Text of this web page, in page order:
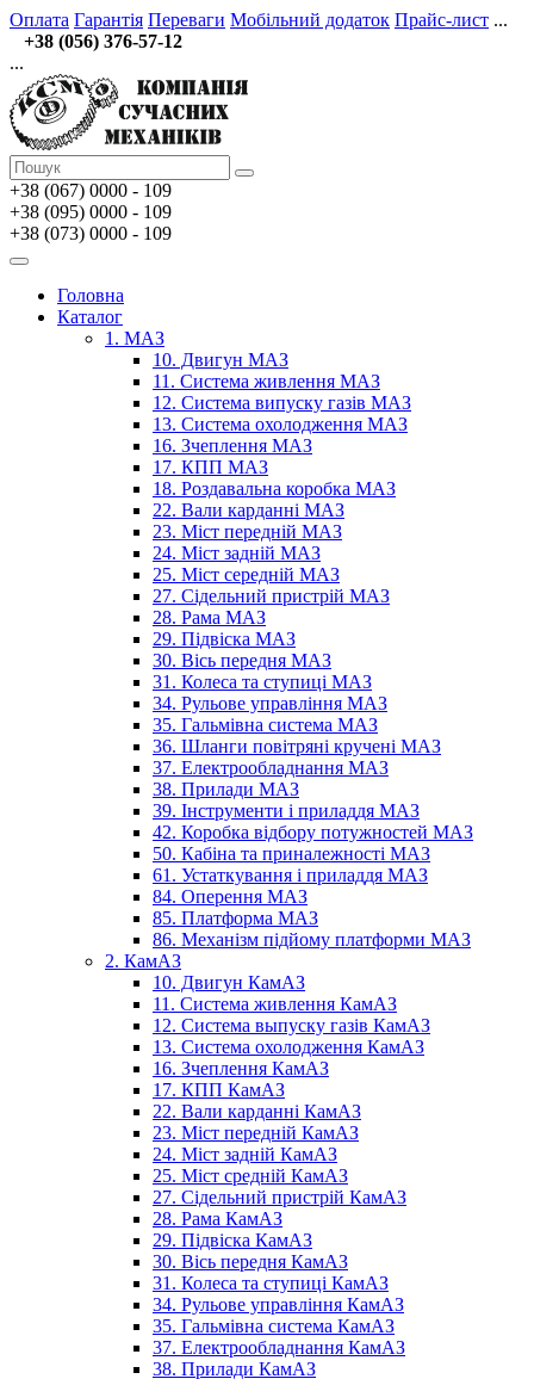
Оплата Гарантія Переваги Мобільний додаток Прайс-лист ...
+38 (056) 376-57-12
...
+38 (067) 0000 - 109
+38 (095) 0000 - 109
+38 (073) 0000 - 109
Головна
Каталог
1. МАЗ
10. Двигун МАЗ
11. Система живлення МАЗ
12. Система випуску газів МАЗ
13. Система охолодження МАЗ
16. Зчеплення МАЗ
17. КПП МАЗ
18. Роздавальна коробка МАЗ
22. Вали карданні МАЗ
23. Міст передній МАЗ
24. Міст задній МАЗ
25. Міст середній МАЗ
27. Сідельний пристрій МАЗ
28. Рама МАЗ
29. Підвіска МАЗ
30. Вісь передня МАЗ
31. Колеса та ступиці МАЗ
34. Рульове управління МАЗ
35. Гальмівна система МАЗ
36. Шланги повітряні кручені МАЗ
37. Електрообладнання МАЗ
38. Прилади МАЗ
39. Інструменти і приладдя МАЗ
42. Коробка відбору потужностей МАЗ
50. Кабіна та приналежності МАЗ
61. Устаткування і приладдя МАЗ
84. Оперення МАЗ
85. Платформа МАЗ
86. Механізм підйому платформи МАЗ
2. КамАЗ
10. Двигун КамАЗ
11. Система живлення КамАЗ
12. Система выпуску газів КамАЗ
13. Система охолодження КамАЗ
16. Зчеплення КамАЗ
17. КПП КамАЗ
22. Вали карданні КамАЗ
23. Міст передній КамАЗ
24. Міст задній КамАЗ
25. Міст средній КамАЗ
27. Сідельний пристрій КамАЗ
28. Рама КамАЗ
29. Підвіска КамАЗ
30. Вісь передня КамАЗ
31. Колеса та ступиці КамАЗ
34. Рульове управління КамАЗ
35. Гальмівна система КамАЗ
37. Електрообладнання КамАЗ
38. Прилади КамАЗ